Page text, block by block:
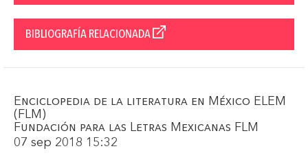
BIBLIOGRAFÍA RELACIONADA
Enciclopedia de la literatura en México ELEM
(FLM)
Fundación para las Letras Mexicanas FLM
07 sep 2018 15:32